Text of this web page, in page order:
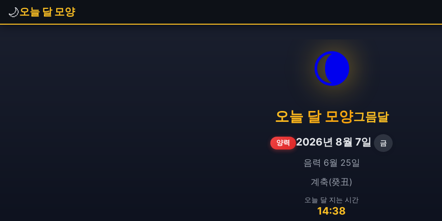
🌙오늘 달 모양
🌘
오늘 달 모양그믐달
양력 2026년 8월 7일 금
음력 6월 25일
계축(癸丑)
오늘 달 지는 시간
14:38